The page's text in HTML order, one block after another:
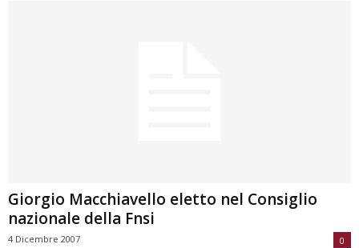
Giorgio Macchiavello eletto nel Consiglio
nazionale della Fnsi
4 Dicembre 2007 0